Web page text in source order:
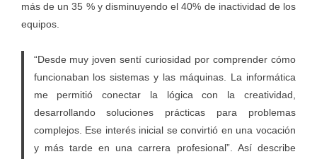
más de un 35 % y disminuyendo el 40% de inactividad de los
equipos.
“Desde muy joven sentí curiosidad por comprender cómo
funcionaban los sistemas y las máquinas. La informática
me permitió conectar la lógica con la creatividad,
desarrollando soluciones prácticas para problemas
complejos. Ese interés inicial se convirtió en una vocación
y más tarde en una carrera profesional”. Así describe